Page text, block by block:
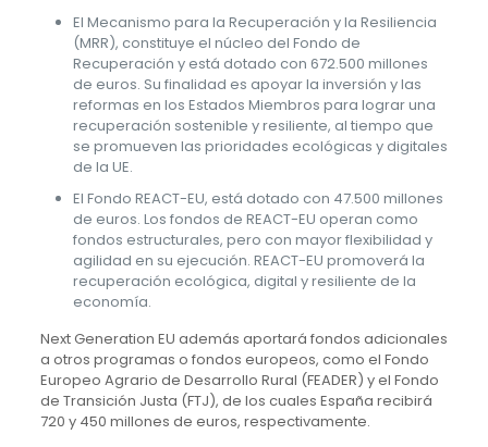
El Mecanismo para la Recuperación y la Resiliencia
(MRR), constituye el núcleo del Fondo de
Recuperación y está dotado con 672.500 millones
de euros. Su finalidad es apoyar la inversión y las
reformas en los Estados Miembros para lograr una
recuperación sostenible y resiliente, al tiempo que
se promueven las prioridades ecológicas y digitales
de la UE.
El Fondo REACT-EU, está dotado con 47.500 millones
de euros. Los fondos de REACT-EU operan como
fondos estructurales, pero con mayor flexibilidad y
agilidad en su ejecución. REACT-EU promoverá la
recuperación ecológica, digital y resiliente de la
economía.
Next Generation EU además aportará fondos adicionales
a otros programas o fondos europeos, como el Fondo
Europeo Agrario de Desarrollo Rural (FEADER) y el Fondo
de Transición Justa (FTJ), de los cuales España recibirá
720 y 450 millones de euros, respectivamente.